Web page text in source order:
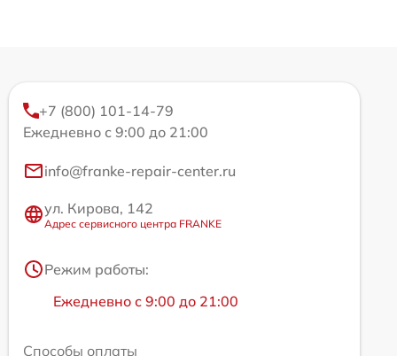
+7 (800) 101-14-79
Ежедневно с 9:00 до 21:00
info@franke-repair-center.ru
ул. Кирова, 142
Адрес сервисного центра FRANKE
Режим работы:
Ежедневно с 9:00 до 21:00
Способы оплаты